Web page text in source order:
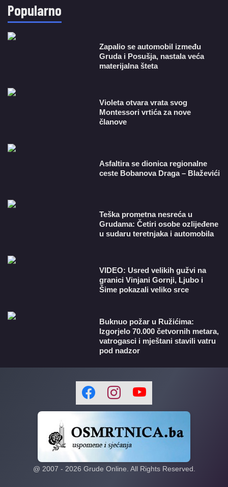
Popularno
Zapalio se automobil između
Gruda i Posušja, nastala veća
materijalna šteta
Violeta otvara vrata svog
Montessori vrtića za nove
članove
Asfaltira se dionica regionalne
ceste Bobanova Draga – Blaževići
Teška prometna nesreća u
Grudama: Četiri osobe ozlijeđene
u sudaru teretnjaka i automobila
VIDEO: Usred velikih gužvi na
granici Vinjani Gornji, Ljubo i
Šime pokazali veliko srce
Buknuo požar u Ružićima:
Izgorjelo 70.000 četvornih metara,
vatrogasci i mještani stavili vatru
pod nadzor
@ 2007 - 2026 Grude Online. All Rights Reserved.